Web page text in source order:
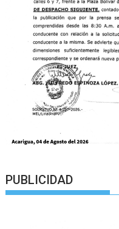
PUBLICIDAD